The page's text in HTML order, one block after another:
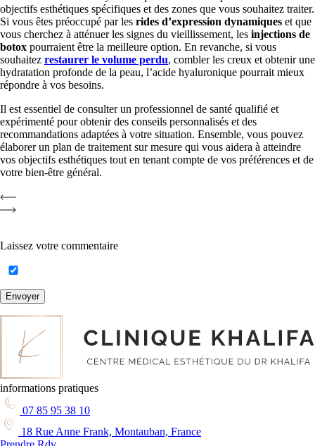
objectifs esthétiques spécifiques et des zones que vous souhaitez traiter.
Si vous êtes préoccupé par les rides d’expression dynamiques et que
vous cherchez à atténuer les signes du vieillissement, les injections de
botox pourraient être la meilleure option. En revanche, si vous
souhaitez restaurer le volume perdu, combler les creux et obtenir une
hydratation profonde de la peau, l’acide hyaluronique pourrait mieux
répondre à vos besoins.
Il est essentiel de consulter un professionnel de santé qualifié et
expérimenté pour obtenir des conseils personnalisés et des
recommandations adaptées à votre situation. Ensemble, vous pouvez
élaborer un plan de traitement sur mesure qui vous aidera à atteindre
vos objectifs esthétiques tout en tenant compte de vos préférences et de
votre bien-être général.
Laissez votre commentaire
Envoyer
informations pratiques
07 85 95 38 10
18 Rue Anne Frank, Montauban, France